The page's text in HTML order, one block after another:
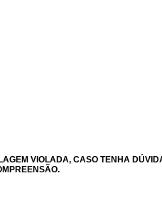
VIOLADA, CASO TENHA